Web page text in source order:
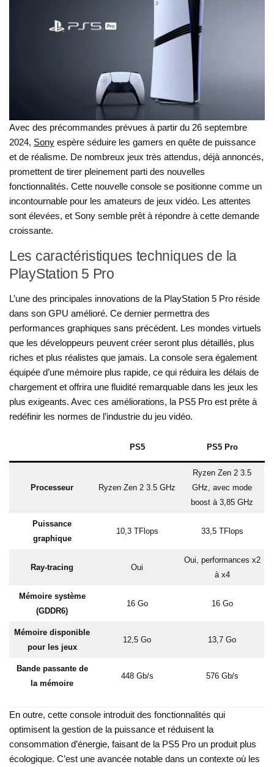
Avec des précommandes prévues à partir du 26 septembre
2024, Sony espère séduire les gamers en quête de puissance
et de réalisme. De nombreux jeux très attendus, déjà annoncés,
promettent de tirer pleinement parti des nouvelles
fonctionnalités. Cette nouvelle console se positionne comme un
incontournable pour les amateurs de jeux vidéo. Les attentes
sont élevées, et Sony semble prêt à répondre à cette demande
croissante.
Les caractéristiques techniques de la
PlayStation 5 Pro
L’une des principales innovations de la PlayStation 5 Pro réside
dans son GPU amélioré. Ce dernier permettra des
performances graphiques sans précédent. Les mondes virtuels
que les développeurs peuvent créer seront plus détaillés, plus
riches et plus réalistes que jamais. La console sera également
équipée d’une mémoire plus rapide, ce qui réduira les délais de
chargement et offrira une fluidité remarquable dans les jeux les
plus exigeants. Avec ces améliorations, la PS5 Pro est prête à
redéfinir les normes de l’industrie du jeu vidéo.
PS5 PS5 Pro
Processeur Ryzen Zen 2 3.5 GHz
Ryzen Zen 2 3.5
GHz, avec mode
boost à 3,85 GHz
Puissance
graphique
10,3 TFlops 33,5 TFlops
Ray-tracing Oui
Oui, performances x2
à x4
Mémoire système
(GDDR6)
16 Go 16 Go
Mémoire disponible
pour les jeux
12,5 Go 13,7 Go
Bande passante de
la mémoire
448 Gb/s 576 Gb/s
En outre, cette console introduit des fonctionnalités qui
optimisent la gestion de la puissance et réduisent la
consommation d’énergie, faisant de la PS5 Pro un produit plus
écologique. C’est une avancée notable dans un contexte où les